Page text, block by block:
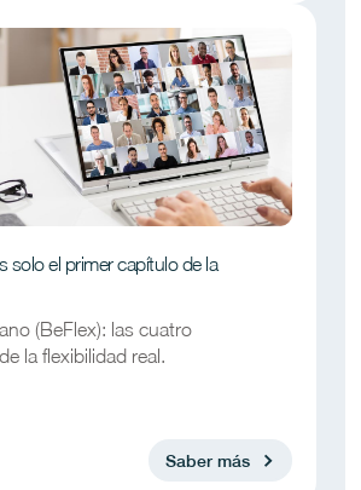
solo el primer capítulo de la
(BeFlex): las cuatro
la flexibilidad real.
Saber más